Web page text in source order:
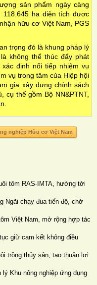
sản phẩm ngày càng
118.645 ha diện tích được
hữu cơ Việt Nam, PGS
trọng đó là khung pháp lý
không thể thúc đẩy phát
định nối tiếp nhiệm vụ
vụ trong tâm của Hiệp hội
gia xây dựng chính sách
cụ thể gồm Bộ NN&PTNT,
nghiệp Hữu cơ Việt Nam
tôm RAS-IMTA, hướng tới
Ngãi chạy đua tiến độ, chờ
Việt Nam, mở rộng hợp tác
giữ cam kết không điều
trồng thủy sản, tạo thuận lợi
lý Khu nông nghiệp ứng dụng